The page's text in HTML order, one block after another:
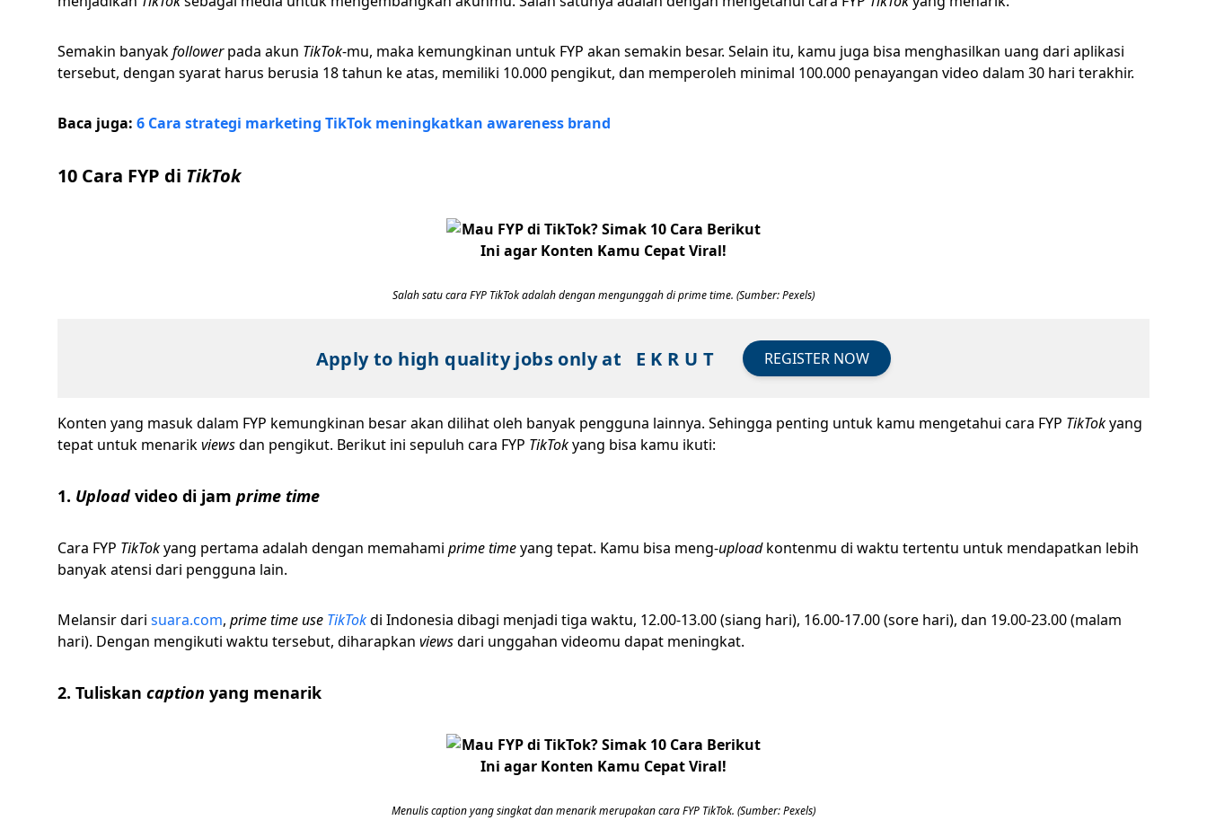
Semakin banyakfollowerpada akun TikTok-mu, maka kemungkinan untuk FYP akan semakin besar. Selain itu, kamu juga bisa menghasilkan uang dari aplikasi
tersebut, dengan syarat harus berusia 18 tahun ke atas, memiliki 10.000 pengikut, dan memperoleh minimal 100.000 penayangan video dalam 30 hari terakhir.
Baca juga: 6 Cara strategi marketing TikTok meningkatkan awareness brand
10 Cara FYP di TikTok
Salah satu cara FYP TikTok adalah dengan mengunggah di prime time. (Sumber: Pexels)
Apply to high quality jobs only at E K R U T REGISTER NOW
Konten yang masuk dalam FYP kemungkinan besar akan dilihat oleh banyak pengguna lainnya. Sehingga penting untuk kamu mengetahui cara FYP TikTokyang
tepat untuk menarikviewsdan pengikut. Berikut ini sepuluh cara FYP TikTokyang bisa kamu ikuti:
1. Uploadvideo di jam prime time
Cara FYP TikTokyang pertama adalah dengan memahami prime timeyang tepat. Kamu bisa meng-uploadkontenmu di waktu tertentu untuk mendapatkan lebih
banyak atensi dari pengguna lain.
Melansir dari suara.com, prime time use TikTokdi Indonesia dibagi menjadi tiga waktu, 12.00-13.00 (siang hari), 16.00-17.00 (sore hari), dan 19.00-23.00 (malam
hari). Dengan mengikuti waktu tersebut, diharapkan viewsdari unggahan videomu dapat meningkat.
2. Tuliskan caption yang menarik
Menulis caption yang singkat dan menarik merupakan cara FYP TikTok. (Sumber: Pexels)